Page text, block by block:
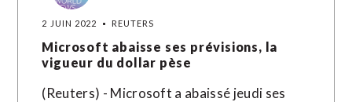
2 JUIN 2022 REUTERS
Microsoft abaisse ses prévisions, la
vigueur du dollar pèse
(Reuters) - Microsoft a abaissé jeudi ses